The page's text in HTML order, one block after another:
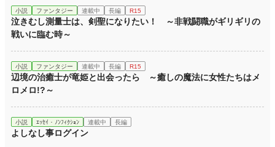
小説 ファンタジー 連載中 長編 R15
泣きむし測量士は、剣聖になりたい！ ～非戦闘職がギリギリの
戦いに臨む時～
小説 ファンタジー 連載中 長編 R15
辺境の治癒士が竜姫と出会ったら ～癒しの魔法に女性たちはメ
ロメロ!?～
小説 ｴｯｾｲ・ﾉﾝﾌｨｸｼｮﾝ 連載中 長編
よしなし事ログイン